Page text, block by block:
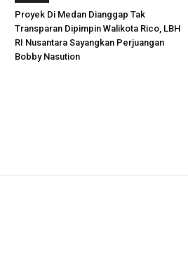
Proyek Di Medan Dianggap Tak
Transparan Dipimpin Walikota Rico, LBH
RI Nusantara Sayangkan Perjuangan
Bobby Nasution